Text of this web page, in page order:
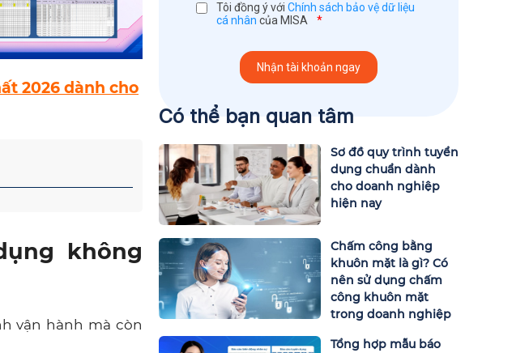
2026 dành cho
không
vận hành mà còn
Tôi đồng ý với Chính sách bảo vệ dữ liệu
cá nhân của MISA *
Có thể bạn quan tâm
Sơ đồ quy trình tuyển
dụng chuẩn dành
cho doanh nghiệp
hiện nay
Chấm công bằng
khuôn mặt là gì? Có
nên sử dụng chấm
công khuôn mặt
trong doanh nghiệp
Tổng hợp mẫu báo